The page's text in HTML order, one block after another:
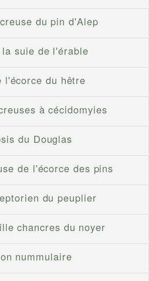
du pin d'Alep
suie de l'érable
l'écorce du hêtre
à cécidomyies
du Douglas
de l'écorce des pins
du peuplier
chancres du noyer
nummulaire